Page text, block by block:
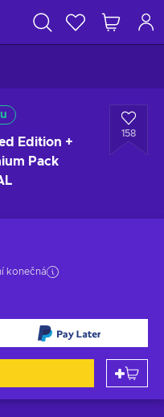
Edition +
Pack
158
konečná